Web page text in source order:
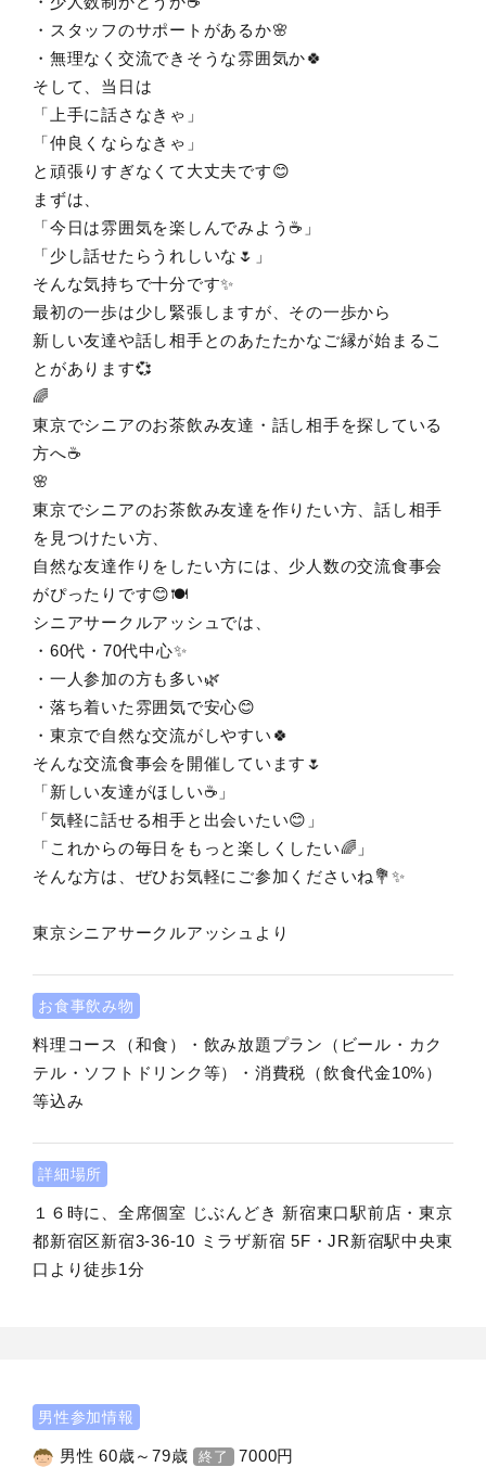
・スタッフのサポートがあるか🌸
・無理なく交流できそうな雰囲気か🍀
そして、当日は
「上手に話さなきゃ」
「仲良くならなきゃ」
と頑張りすぎなくて大丈夫です😊
まずは、
「今日は雰囲気を楽しんでみよう☕」
「少し話せたらうれしいな🌷」
そんな気持ちで十分です✨
最初の一歩は少し緊張しますが、その一歩から
新しい友達や話し相手とのあたたかなご縁が始まるこ
とがあります💞
🌈
東京でシニアのお茶飲み友達・話し相手を探している
方へ☕
🌸
東京でシニアのお茶飲み友達を作りたい方、話し相手
を見つけたい方、
自然な友達作りをしたい方には、少人数の交流食事会
がぴったりです😊🍽️
シニアサークルアッシュでは、
・60代・70代中心✨
・一人参加の方も多い🌿
・落ち着いた雰囲気で安心😊
・東京で自然な交流がしやすい🍀
そんな交流食事会を開催しています🌷
「新しい友達がほしい☕」
「気軽に話せる相手と出会いたい😊」
「これからの毎日をもっと楽しくしたい🌈」
そんな方は、ぜひお気軽にご参加くださいね💐✨
東京シニアサークルアッシュより
お食事飲み物
料理コース（和食）・飲み放題プラン（ビール・カク
テル・ソフトドリンク等）・消費税（飲食代金10%）
等込み
詳細場所
１６時に、全席個室 じぶんどき 新宿東口駅前店・東京
都新宿区新宿3-36-10 ミラザ新宿 5F・JR新宿駅中央東
口より徒歩1分
男性参加情報
男性 60歳～79歳 終了 7000円